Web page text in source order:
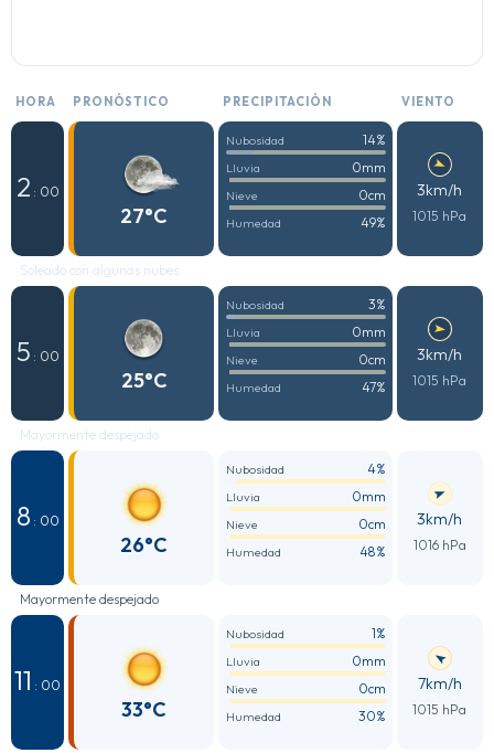
HORA PRONÓSTICO PRECIPITACIÓN VIENTO
2 : 00
27°C
Nubosidad 14%
Lluvia 0mm
Nieve 0cm
Humedad 49%
3km/h
1015 hPa
Soleado con algunas nubes
5 : 00
25°C
Nubosidad 3%
Lluvia 0mm
Nieve 0cm
Humedad 47%
3km/h
1015 hPa
Mayormente despejado
8 : 00
26°C
Nubosidad 4%
Lluvia 0mm
Nieve 0cm
Humedad 48%
3km/h
1016 hPa
Mayormente despejado
11 : 00
33°C
Nubosidad 1%
Lluvia 0mm
Nieve 0cm
Humedad 30%
7km/h
1015 hPa